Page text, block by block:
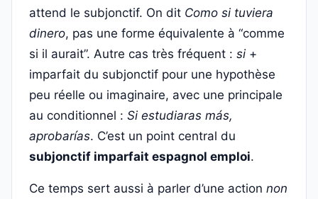
attend le subjonctif. On dit Como si tuviera
dinero, pas une forme équivalente à “comme
si il aurait”. Autre cas très fréquent : si+
imparfait du subjonctif pour une hypothèse
peu réelle ou imaginaire, avec une principale
au conditionnel : Si estudiaras más,
aprobarías. C’est un point central du
subjonctif imparfait espagnol emploi.
Ce temps sert aussi à parler d’une action non